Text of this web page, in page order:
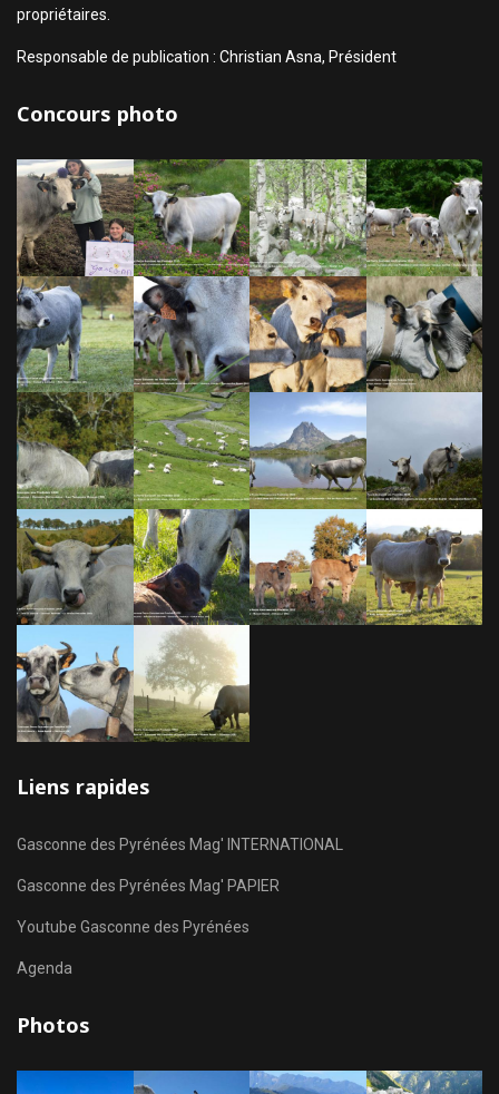
propriétaires.
Responsable de publication : Christian Asna, Président
Concours photo
Liens rapides
Gasconne des Pyrénées Mag' INTERNATIONAL
Gasconne des Pyrénées Mag' PAPIER
Youtube Gasconne des Pyrénées
Agenda
Photos